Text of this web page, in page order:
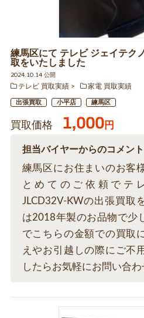
練馬区にて テレビ ジェイテク
取をいたしました
2024.10.14 公開
テレビ 買取実績
家電 買取実績
出張買取 小平店 練馬区
買取価格 1,000円
担当バイヤーからのコメント
練馬区にお住まいのお客
とめてのご依頼でテ
JLCD32V-KWの出張買取
は2018年製のお品物で少
でこちらの金額での買取
えやお引越しの際にご不
したらお気軽にお問い合わ